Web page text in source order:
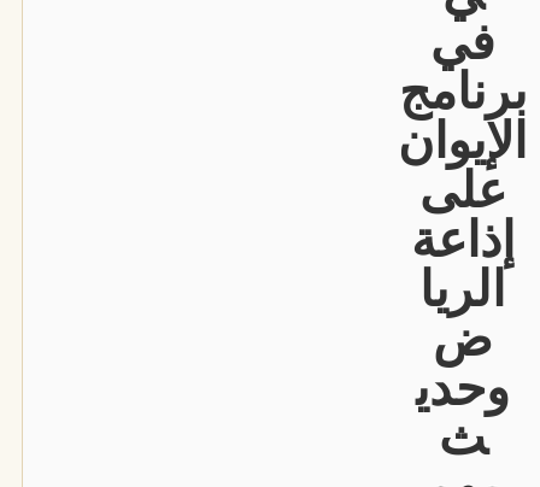
في
برنامج
الإيوان
على
إذاعة
الريا
ض
وحدي
ث